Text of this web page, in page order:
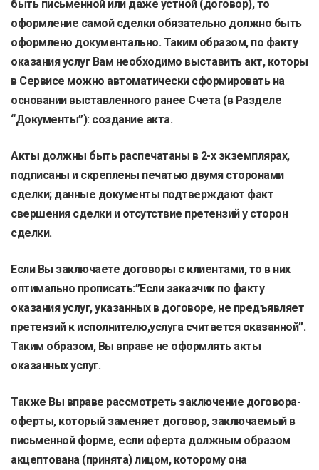
быть письменной или даже устной (договор), то
оформление самой сделки обязательно должно быть
оформлено документально. Таким образом, по факту
оказания услуг Вам необходимо выставить акт, которы
в Сервисе можно автоматически сформировать на
основании выставленного ранее Счета (в Разделе
“Документы”): создание акта.
Акты должны быть распечатаны в 2-х экземплярах,
подписаны и скреплены печатью двумя сторонами
сделки; данные документы подтверждают факт
свершения сделки и отсутствие претензий у сторон
сделки.
Если Вы заключаете договоры с клиентами, то в них
оптимально прописать:”Если заказчик по факту
оказания услуг, указанных в договоре, не предъявляет
претензий к исполнителю,услуга считается оказанной”.
Таким образом, Вы вправе не оформлять акты
оказанных услуг.
Также Вы вправе рассмотреть заключение договора-
оферты, который заменяет договор, заключаемый в
письменной форме, если оферта должным образом
акцептована (принята) лицом, которому она